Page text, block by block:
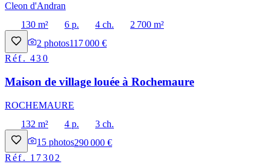
Cleon d'Andran
130 m²
6 p. 4 ch.
2 700 m²
2 photos117 000 €
Réf.430
Maison de village louée à Rochemaure
ROCHEMAURE
132 m²
4 p.
3 ch.
15 photos290 000 €
Réf. 17302